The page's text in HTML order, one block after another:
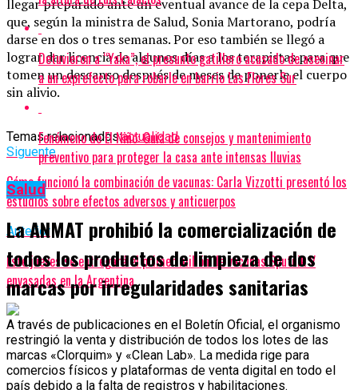
llegar preparado ante un eventual avance de la cepa Delta,
que, según la ministra de Salud, Sonia Martorano, podría
darse en dos o tres semanas. Por eso también se llegó a
lograr dar licencia de algunos días a los terapistas para que
tomen un descanso después de meses de ponerle el cuerpo
sin alivio.
Temas relacionados:actualidad
Siguente
Cómo funcionó la combinación de vacunas: Carla Vizzotti presentó los
estudios sobre efectos adversos y anticuerpos
Anterior
Este jueves se entregará el primer millón de vacunas Sputnik V
envasadas en la Argentina
Detuvieron a “Yaka”, el presunto gatillero acusado de asesinar
a un exprefecto para robarle en barrio Las Flores Sur
Fenómeno de El Niño: Guía de consejos y mantenimiento
preventivo para proteger la casa ante intensas lluvias
Salud
La ANMAT prohibió la comercialización de
todos los productos de limpieza de dos
marcas por irregularidades sanitarias
A través de publicaciones en el Boletín Oficial, el organismo
restringió la venta y distribución de todos los lotes de las
marcas «Clorquim» y «Clean Lab». La medida rige para
comercios físicos y plataformas de venta digital en todo el
país debido a la falta de registros y habilitaciones.